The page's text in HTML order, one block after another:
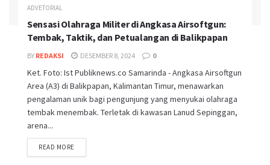
ADVETORIAL
Sensasi Olahraga Militer di Angkasa Airsoftgun:
Tembak, Taktik, dan Petualangan di Balikpapan
BY REDAKSI DESEMBER 8, 2024 0
Ket. Foto: Ist Publiknews.co Samarinda - Angkasa Airsoftgun
Area (A3) di Balikpapan, Kalimantan Timur, menawarkan
pengalaman unik bagi pengunjung yang menyukai olahraga
tembak menembak. Terletak di kawasan Lanud Sepinggan,
arena...
READ MORE